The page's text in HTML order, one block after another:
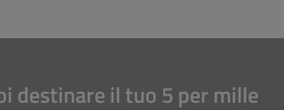
destinare il tuo 5 per mille